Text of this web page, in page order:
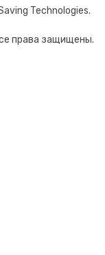
Technologies.
права защищены.